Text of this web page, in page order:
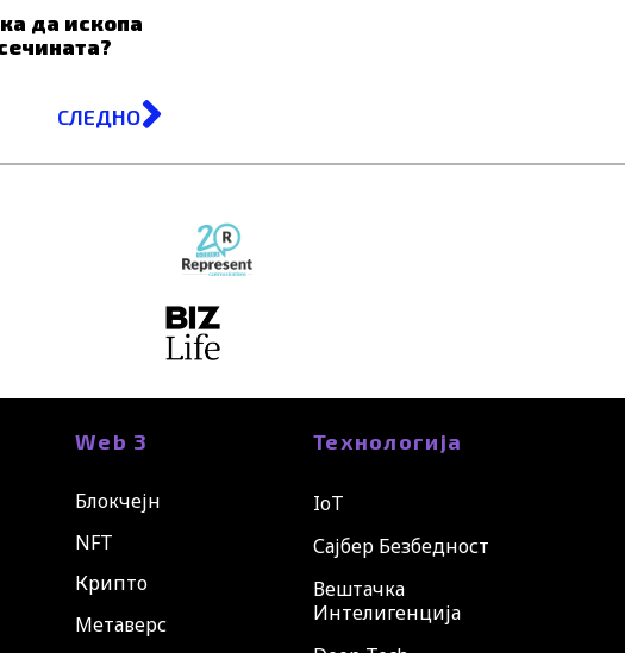
да ископа
СЛЕДНОNext
Web 3
Блокчејн
NFT
Крипто
Метаверс
Технологија
IoT
Сајбер Безбедност
Вештачка
Интелигенција